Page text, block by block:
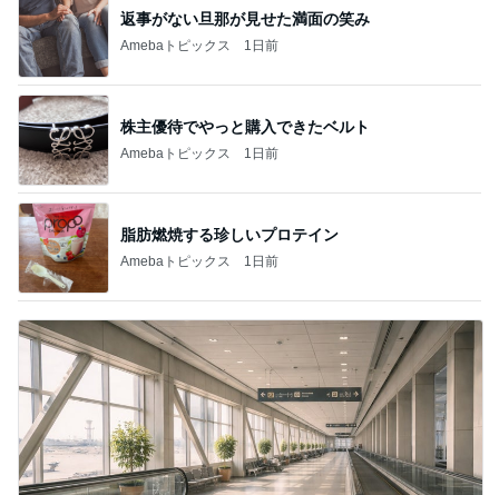
返事がない旦那が見せた満面の笑み
Amebaトピックス 1日前
株主優待でやっと購入できたベルト
Amebaトピックス 1日前
脂肪燃焼する珍しいプロテイン
Amebaトピックス 1日前